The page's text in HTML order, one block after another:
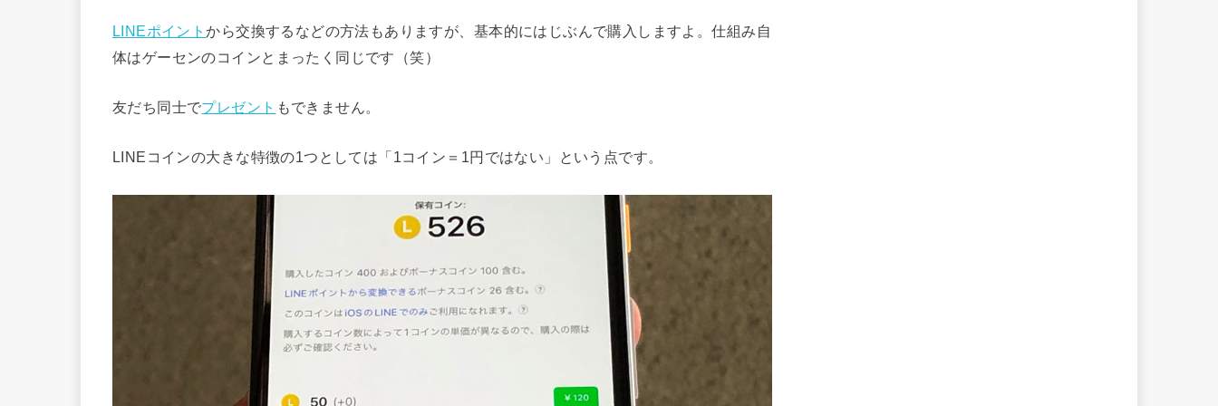
LINEポイントから交換するなどの方法もありますが、基本的にはじぶんで購入しますよ。仕組み自
体はゲーセンのコインとまったく同じです（笑）
友だち同士でプレゼント もできません。
LINEコインの大きな特徴の1つとしては「1コイン＝1円ではない」という点です。